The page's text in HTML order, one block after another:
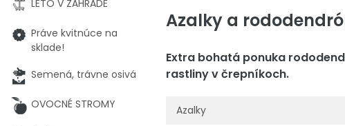
Azalky a
Extra bohatá ponuka
rastliny v črepníkoch.
Azalky
LETO V ZÁHRADE
Práve kvitnúce na
sklade!
Semená, trávne osivá
OVOCNÉ STROMY